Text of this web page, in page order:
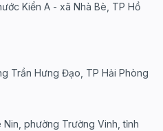
Kiển A - xã Nhà Bè, TP Hồ
Trần Hưng Đạo, TP Hải Phòng
phường Trường Vinh, tỉnh